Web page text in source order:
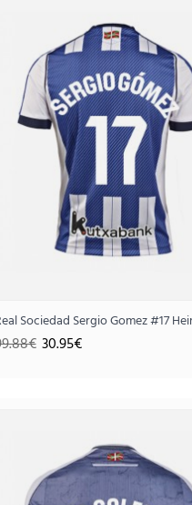
26 Kurzarm
Sociedad Sergio Gomez #17
30.95€